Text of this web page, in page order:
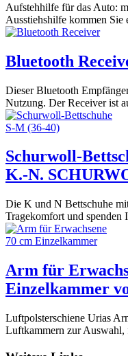
Aufstehhilfe für das Auto:
Ausstiehshilfe kommen Sie
Bluetooth
Dieser Bluetooth
Nutzung. Der Receiver ist
Schurwoll-
K.-N.
Die K und N Bettschuhe
Tragekomfort und spenden
Arm für
Einzelkammer
Luftpolsterschiene Urias
Luftkammern zur Auswahl,